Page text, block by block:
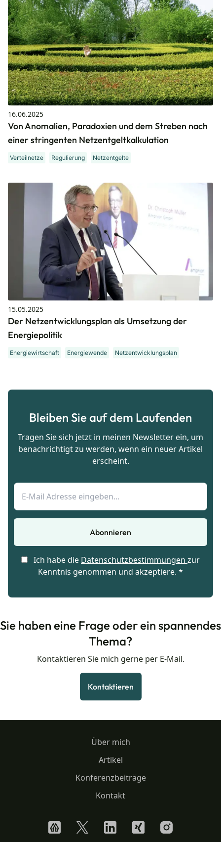
16.06.2025
Von Anomalien, Paradoxien und dem Streben nach
einer stringenten Netzentgeltkalkulation
Verteilnetze Regulierung Netzentgelte
15.05.2025
Der Netzentwicklungsplan als Umsetzung der
Energiepolitik
Energiewirtschaft Energiewende Netzentwicklungsplan
Bleiben Sie auf dem Laufenden
Tragen Sie sich jetzt in meinen Newsletter ein, um
benachrichtigt zu werden, wenn ein neuer Artikel
erscheint.
Abonnieren
Ich habe die Datenschutzbestimmungen zur
Kenntnis genommen und akzeptiere. *
Sie haben eine Frage oder ein spannendes
Thema?
Kontaktieren Sie mich gerne per E-Mail.
Kontaktieren
Über mich
Artikel
Konferenzbeiträge
Kontakt